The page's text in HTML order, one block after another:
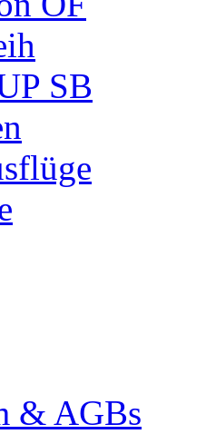
SB
& AGBs